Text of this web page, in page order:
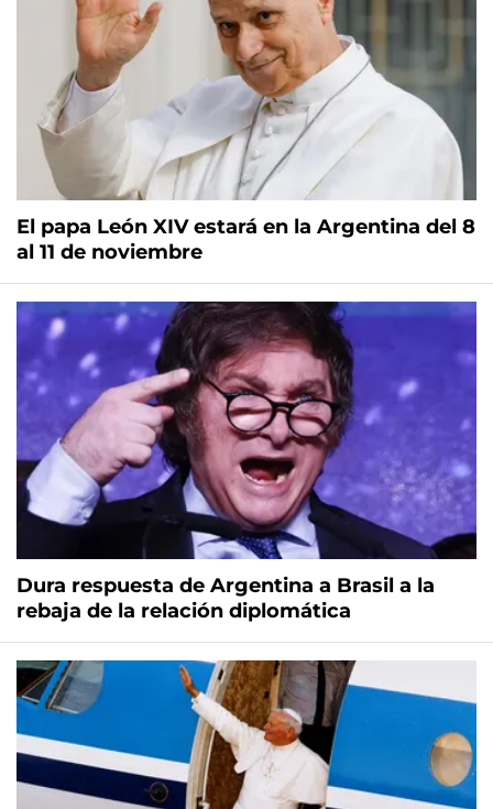
El papa León XIV estará en la Argentina del 8
al 11 de noviembre
Dura respuesta de Argentina a Brasil a la
rebaja de la relación diplomática